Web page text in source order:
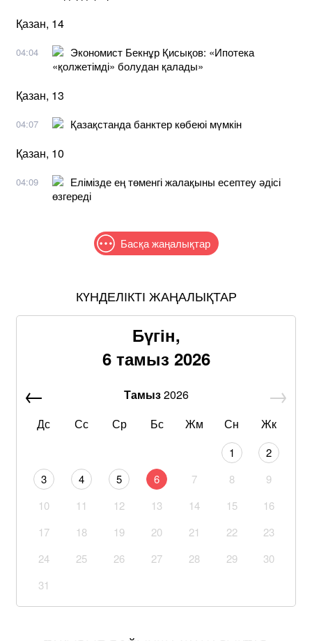
Қазан, 14
04:04
Экономист Бекнұр Қисықов: «Ипотека
«қолжетімді» болудан қалады»
Қазан, 13
04:07 Қазақстанда банктер көбеюі мүмкін
Қазан, 10
04:09
Елімізде ең төменгі жалақыны есептеу әдісі
өзгереді
Басқа жаңалықтар
КҮНДЕЛІКТІ ЖАҢАЛЫҚТАР
Бүгін,
6 тамыз 2026
Тамыз2026
Дс
Сс Ср Бс Жм Сн Жк
1
2
3
4 5 6 7 8
9
10
11 12 13 14 15
16
17
18 19 20 21 22
23
24
25 26 27 28 29
30
31